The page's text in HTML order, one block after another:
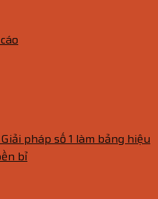
pháp số 1 làm bảng hiệu
bỉ